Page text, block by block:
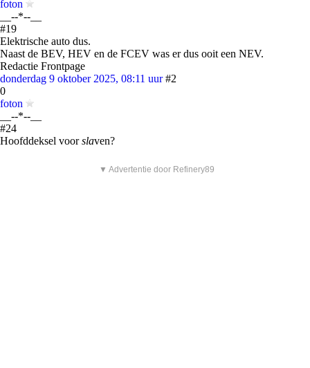
foton
__--*--__
#19
Elektrische auto dus.
Naast de BEV, HEV en de FCEV was er dus ooit een NEV.
Redactie Frontpage
donderdag 9 oktober 2025, 08:11 uur #2
0
foton
__--*--__
#24
Hoofddeksel voorslaven?
▼ Advertentie door Refinery89